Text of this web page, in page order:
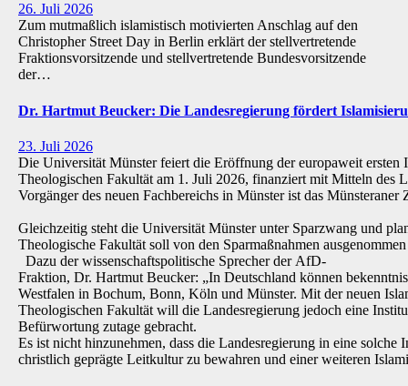
26. Juli 2026
Zum mutmaßlich islamistisch motivierten Anschlag auf den
Christopher Street Day in Berlin erklärt der stellvertretende
Fraktionsvorsitzende und stellvertretende Bundesvorsitzende
der…
Dr. Hartmut Beucker: Die Landesregierung fördert
23. Juli 2026
Die Universität Münster feiert die Eröffnung der europaweit ersten
Theologischen Fakultät am 1. Juli 2026, finanziert mit Mitteln des
Vorgänger des neuen Fachbereichs in Münster ist das
Gleichzeitig steht die Universität Münster unter Sparzwang und
Theologische Fakultät soll von den Sparmaßnahmen
Dazu der wissenschaftspolitische Sprecher der AfD-
Fraktion, Dr. Hartmut Beucker: „In Deutschland können
Westfalen in Bochum, Bonn, Köln und Münster. Mit der neuen
Theologischen Fakultät will die Landesregierung jedoch eine
Befürwortung zutage gebracht.
Es ist nicht hinzunehmen, dass die Landesregierung in eine
christlich geprägte Leitkultur zu bewahren und einer weiteren